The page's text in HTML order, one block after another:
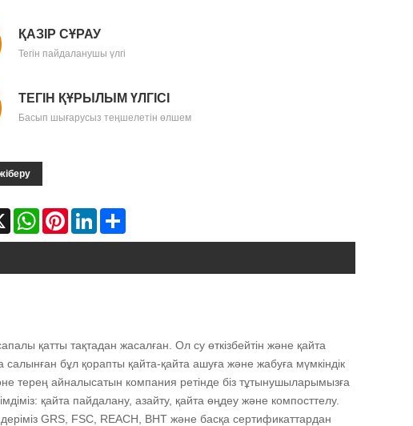
ҚАЗІР СҰРАУ
Тегін пайдаланушы үлгі
ТЕГІН ҚҰРЫЛЫМ ҮЛГІСІ
Басып шығарусыз теңшелетін өлшем
WhatsAppPinterestLinkedIn
қатты тақтадан жасалған. Ол су өткізбейтін және қайта
бұл қорапты қайта-қайта ашуға және жабуға мүмкіндік
терең айналысатын компания ретінде біз тұтынушыларымызға
қайта пайдалану, азайту, қайта өңдеу және компосттелу.
GRS, FSC, REACH, BHT және басқа сертификаттардан